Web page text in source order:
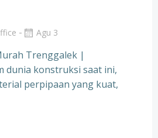
- Agu 3
Trenggalek |
dunia konstruksi saat ini,
perpipaan yang kuat,